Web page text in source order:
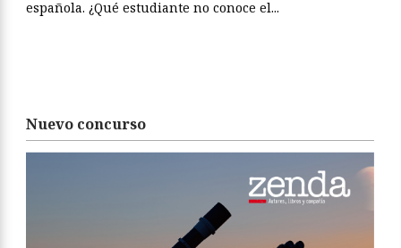
española. ¿Qué estudiante no conoce el...
Nuevo concurso